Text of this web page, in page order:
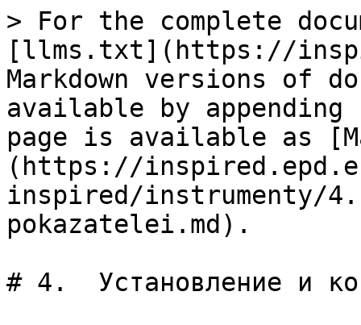
> For the complete
[llms.txt](https://
Markdown versions of
available by
page is available as
(https://
inspired/instrumenty/
pokazatelei.md).
# 4.  Установление и